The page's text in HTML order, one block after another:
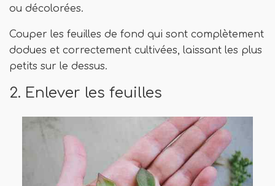
ou décolorées.
Couper les feuilles de fond qui sont complètement
dodues et correctement cultivées, laissant les plus
petits sur le dessus.
2. Enlever les feuilles